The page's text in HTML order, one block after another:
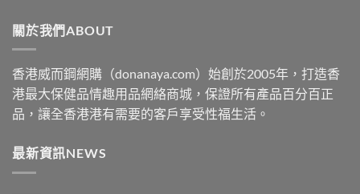
關於我們ABOUT
香港威而鋼網購（donanaya.com）始創於2005年，打造香
港最大保健品情趣用品網絡商城，保證所有產品百分百正
品，讓全香港港有需要的客戶享受性福生活。
最新資訊NEWS